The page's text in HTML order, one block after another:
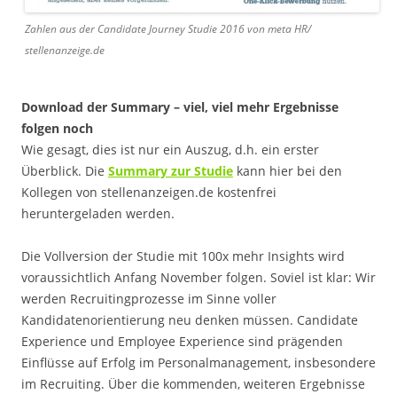
Zahlen aus der Candidate Journey Studie 2016 von meta HR/
stellenanzeige.de
Download der Summary – viel, viel mehr Ergebnisse
folgen noch
Wie gesagt, dies ist nur ein Auszug, d.h. ein erster
Überblick. Die Summary zur Studie kann hier bei den
Kollegen von stellenanzeigen.de kostenfrei
heruntergeladen werden.
Die Vollversion der Studie mit 100x mehr Insights wird
voraussichtlich Anfang November folgen. Soviel ist klar: Wir
werden Recruitingprozesse im Sinne voller
Kandidatenorientierung neu denken müssen. Candidate
Experience und Employee Experience sind prägenden
Einflüsse auf Erfolg im Personalmanagement, insbesondere
im Recruiting. Über die kommenden, weiteren Ergebnisse